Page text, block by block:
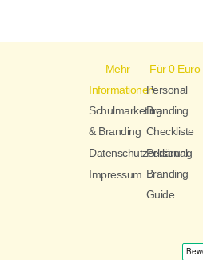
Mehr
Informationen
Schulmarketing
& Branding
Datenschutzerklärung
Impressum
Für 0 Euro
Personal
Branding
Checkliste
Personal
Branding
Guide